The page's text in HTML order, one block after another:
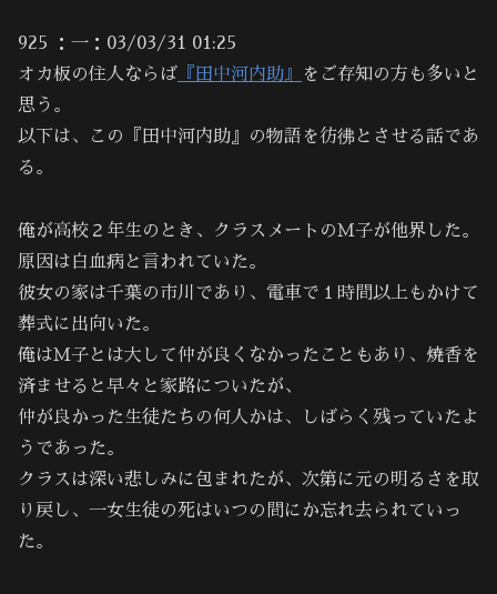
925 ：一：03/03/31 01:25
オカ板の住人ならば 『田中河内助』
をご存知の方も多いと
思う。
以下は、この『田中河内助』の物語を彷彿とさせる話であ
る。
俺が高校２年生のとき、クラスメートのＭ子が他界した。
原因は白血病と言われていた。
彼女の家は千葉の市川であり、電車で１時間以上もかけて
葬式に出向いた。
俺はＭ子とは大して仲が良くなかったこともあり、焼香を
済ませると早々と家路についたが、
仲が良かった生徒たちの何人かは、しばらく残っていたよ
うであった。
クラスは深い悲しみに包まれたが、次第に元の明るさを取
り戻し、一女生徒の死はいつの間にか忘れ去られていっ
た。